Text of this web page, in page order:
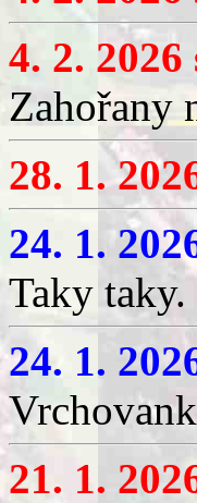
4. 2.
Zahořany
28. 1.
24. 1.
Taky taky.
24. 1.
21. 1.